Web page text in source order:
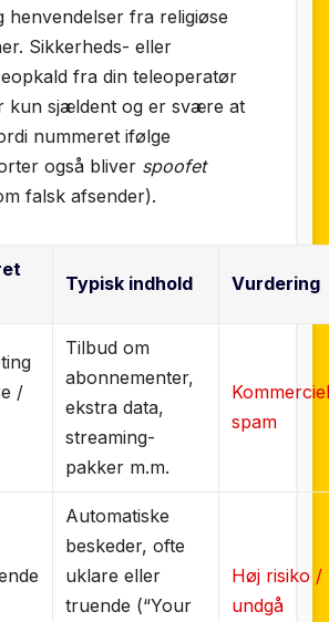
henvendelser fra religiøse
Sikkerheds- eller
fra din teleoperatør
kun sjældent og er svære at
nummeret ifølge
også bliver spoofet
falsk afsender).
Typisk indhold Vurdering
/
Tilbud om
abonnementer,
ekstra data,
streaming-
pakker m.m.
spam
Automatiske
beskeder, ofte
uklare eller
truende (“Your
Høj risiko /
undgå